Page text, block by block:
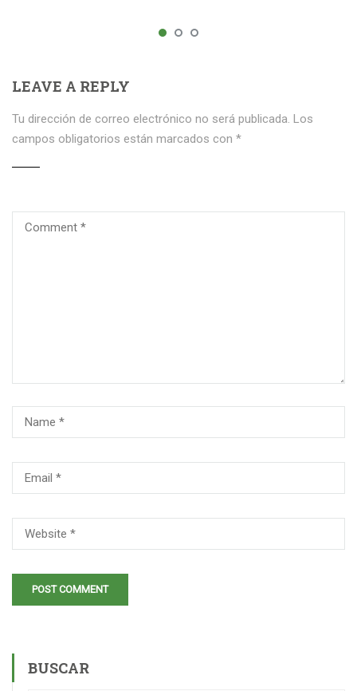
LEAVE A REPLY
Tu dirección de correo electrónico no será publicada. Los
campos obligatorios están marcados con *
BUSCAR